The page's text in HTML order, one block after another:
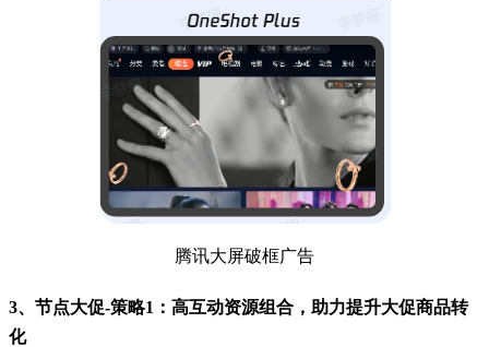
腾讯大屏破框广告
3、节点大促-策略1：高互动资源组合，助力提升大促商品转
化